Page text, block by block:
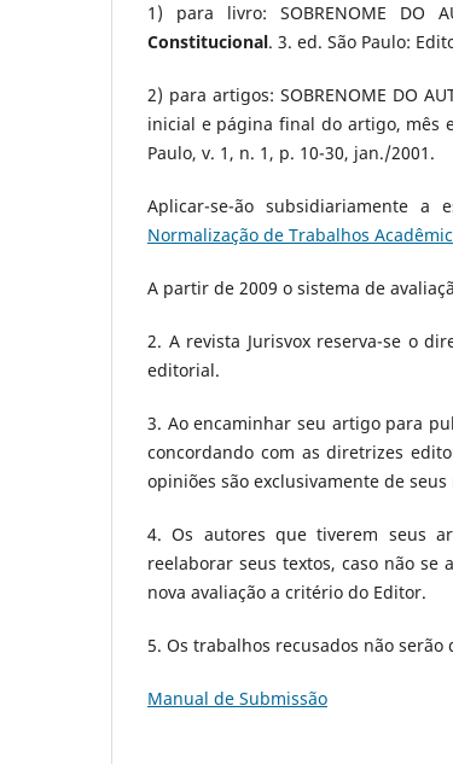
1) para livro: SOBRENOME DO
Constitucional. 3. ed. São Paulo:
2) para artigos: SOBRENOME DO
inicial e página final do artigo, mês
Paulo, v. 1, n. 1, p. 10-30, jan./2001.
Aplicar-se-ão subsidiariamente
Normalização de Trabalhos
A partir de 2009 o sistema de
2. A revista Jurisvox reserva-se o
editorial.
3. Ao encaminhar seu artigo para
concordando com as diretrizes
opiniões são exclusivamente de
4. Os autores que tiverem seus
reelaborar seus textos, caso não
nova avaliação a critério do Editor.
5. Os trabalhos recusados não serão
Manual de Submissão